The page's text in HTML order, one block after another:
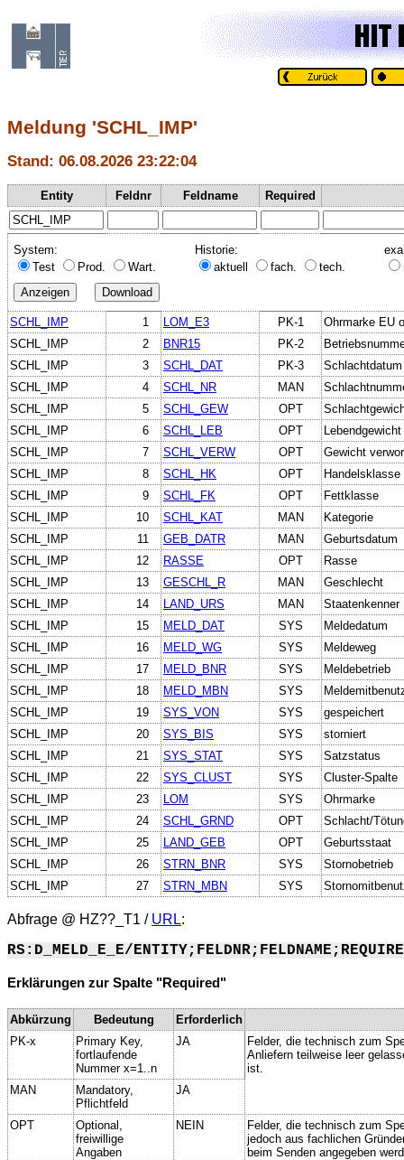
Meldung 'SCHL_IMP'
Stand: 06.08.2026 23:22:04
Entity Feldnr Feldname Required
System:
Test
Prod. Wart.
Historie:
aktuell
fach. tech.
SCHL_IMP 1 LOM_E3 PK-1
Ohrmarke EU
SCHL_IMP
2 BNR15 PK-2
SCHL_IMP
3 SCHL_DAT PK-3
Schlachtdatum
SCHL_IMP
4 SCHL_NR MAN
SCHL_IMP
5 SCHL_GEW OPT
SCHL_IMP
6 SCHL_LEB OPT
Lebendgewicht
SCHL_IMP
7 SCHL_VERW OPT
Gewicht
SCHL_IMP
8 SCHL_HK OPT
Handelsklasse
SCHL_IMP
9 SCHL_FK OPT
Fettklasse
SCHL_IMP
10 SCHL_KAT MAN
Kategorie
SCHL_IMP
11 GEB_DATR MAN
Geburtsdatum
SCHL_IMP
12 RASSE OPT
Rasse
SCHL_IMP
13 GESCHL_R MAN
Geschlecht
SCHL_IMP
14 LAND_URS MAN
Staatenkenner
SCHL_IMP
15 MELD_DAT SYS
Meldedatum
SCHL_IMP
16 MELD_WG SYS
Meldeweg
SCHL_IMP
17 MELD_BNR SYS
Meldebetrieb
SCHL_IMP
18 MELD_MBN SYS
SCHL_IMP
19 SYS_VON SYS
gespeichert
SCHL_IMP
20 SYS_BIS SYS
storniert
SCHL_IMP
21 SYS_STAT SYS
Satzstatus
SCHL_IMP
22 SYS_CLUST SYS
Cluster-Spalte
SCHL_IMP
23 LOM SYS
Ohrmarke
SCHL_IMP
24 SCHL_GRND OPT
Schlacht/
SCHL_IMP
25 LAND_GEB OPT
Geburtsstaat
SCHL_IMP
26 STRN_BNR SYS
Stornobetrieb
SCHL_IMP
27 STRN_MBN SYS
Abfrage @ HZ??_T1 / URL:
RS:D_MELD_E_E/
Erklärungen zur Spalte "Required"
Abkürzung Bedeutung
Erforderlich
PK-x
Primary Key,
fortlaufende
Nummer x=1..n
JA
Felder, die technisch zum
Anliefern teilweise leer
ist.
MAN
Mandatory,
Pflichtfeld
JA
OPT
Optional,
freiwillige
Angaben
NEIN
Felder, die technisch zum
jedoch aus fachlichen
beim Senden angegeben